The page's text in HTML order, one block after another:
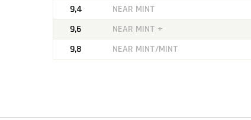
9,4
NEAR MINT
9,6
NEAR MINT +
9,8
NEAR MINT/MINT